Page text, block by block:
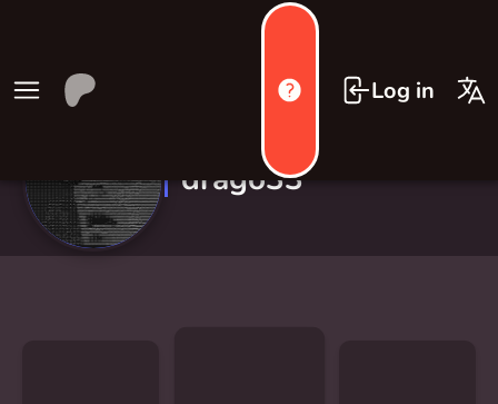
Log in
drago33